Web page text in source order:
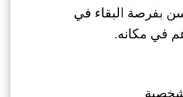
بفرصة البقاء في
في مكانه.